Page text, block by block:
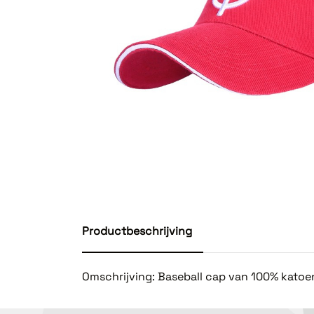
Productbeschrijving
Omschrijving: Baseball cap van 100%